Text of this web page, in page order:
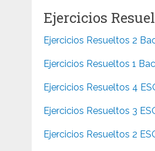
Ejercicios
Ejercicios Resueltos 2
Ejercicios Resueltos 1
Ejercicios Resueltos 4
Ejercicios Resueltos 3
Ejercicios Resueltos 2